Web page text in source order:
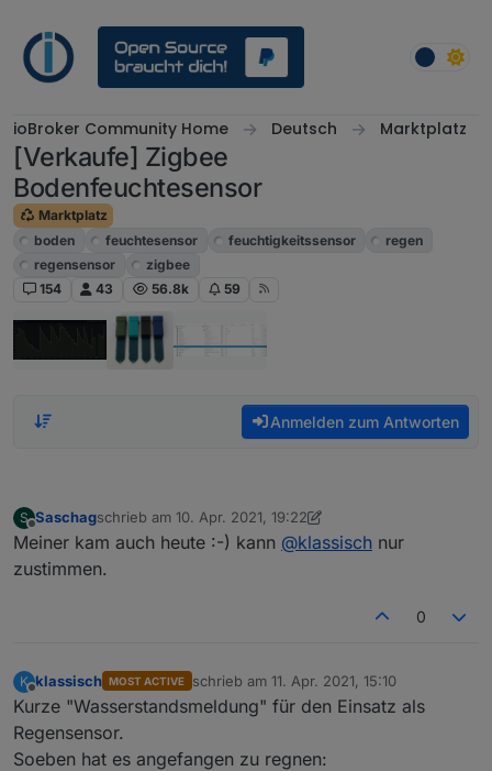
ioBroker Community Home Deutsch Marktplatz
[Verkaufe] Zigbee
Bodenfeuchtesensor
Marktplatz
boden
feuchtesensor feuchtigkeitssensor
regen
regensensor
zigbee
154
43 56.8k 59
Anmelden zum Antworten
S
Offline
Saschagschrieb am 10. Apr. 2021, 19:22
zuletzt editiert von Saschag4. Okt. 2021, 21:22
Meiner kam auch heute :-) kann @klassisch nur
zustimmen.
0
K
Offline
klassisch MOST ACTIVE schrieb am 11. Apr. 2021, 15:10
zuletzt editiert von
Kurze "Wasserstandsmeldung" für den Einsatz als
Regensensor.
Soeben hat es angefangen zu regnen: